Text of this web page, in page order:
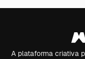
A plataforma criativa